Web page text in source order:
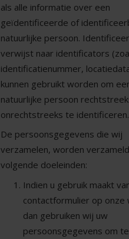
als alle informatie over een
geïdentificeerde of
natuurlijke persoon.
verwijst naar identificators
identificatienummer,
kunnen gebruikt worden om
natuurlijke persoon
onrechtstreeks te identificeren.
De persoonsgegevens die wij
verzamelen, worden
volgende doeleinden:
Indien u gebruik maakt
contactformulier op onze
dan gebruiken wij uw
persoonsgegevens om